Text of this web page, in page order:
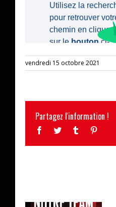
vendredi 15 octobre 2021
Partagez l'information !
Facebook
Twitter Tumblr